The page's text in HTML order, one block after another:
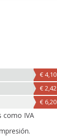
€ 4,10
€ 2,42
€ 6,20
como IVA